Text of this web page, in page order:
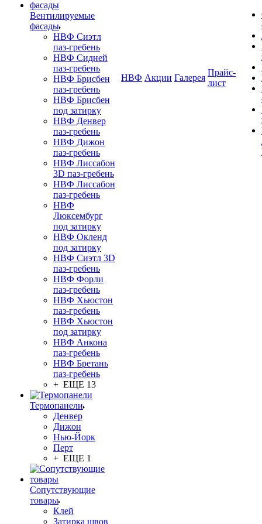
Вентилируемые
фасады
НВФ Сиэтл
паз-гребень
НВФ Сидней
паз-гребень
НВФ Брисбен
паз-гребень
НВФ Брисбен
под затирку
НВФ Денвер
паз-гребень
НВФ Дижон
паз-гребень
НВФ Лиссабон
3D паз-гребень
НВФ Лиссабон
паз-гребень
НВФ
Люксембург
под затирку
НВФ Окленд
под затирку
НВФ Сиэтл 3D
паз-гребень
НВФ Форли
паз-гребень
НВФ Хьюстон
паз-гребень
НВФ Хьюстон
под затирку
НВФ Анкона
паз-гребень
НВФ Бретань
паз-гребень
+ ЕЩЕ 13
Термопанели
Денвер
Дижон
Нью-Йорк
Перт
+ ЕЩЕ 1
Сопутствующие
товары
Клей
Затирка швов
НВФ Акции Галерея
Прайс-
лист